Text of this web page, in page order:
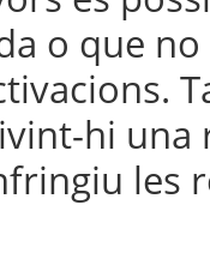
o que
hi una
les